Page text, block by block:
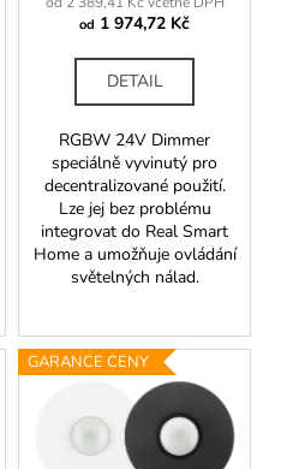
od 1 974,72 Kč
DETAIL
RGBW 24V Dimmer
speciálně vyvinutý pro
decentralizované použití.
Lze jej bez problému
integrovat do Real Smart
Home a umožňuje ovládání
světelných nálad.
GARANCE CENY